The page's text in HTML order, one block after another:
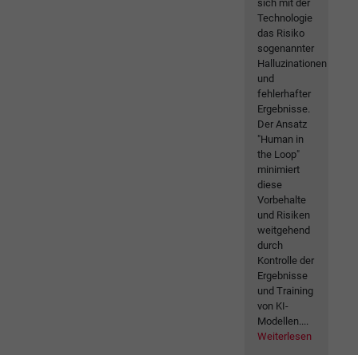
sich mit der
Technologie
das Risiko
sogenannter
Halluzinationen
und
fehlerhafter
Ergebnisse.
Der Ansatz
"Human in
the Loop"
minimiert
diese
Vorbehalte
und Risiken
weitgehend
durch
Kontrolle der
Ergebnisse
und Training
von KI-
Modellen....
Weiterlesen